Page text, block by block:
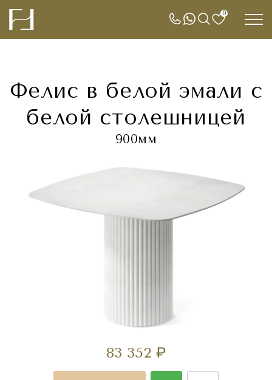
0
Фелис в белой эмали с
белой столешницей
900мм
83 352 ₽